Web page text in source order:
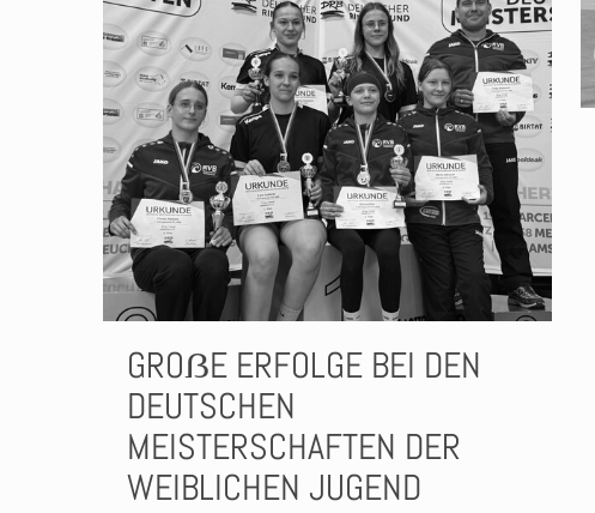
GROẞE ERFOLGE BEI DEN
DEUTSCHEN
MEISTERSCHAFTEN DER
WEIBLICHEN JUGEND